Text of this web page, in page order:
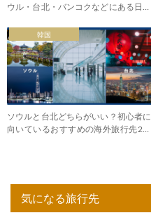
ウル・台北・バンコクなどにある日本
韓国
ソウルと台北どちらがいい？初心者に
向いているおすすめの海外旅行先2つ
気になる旅行先